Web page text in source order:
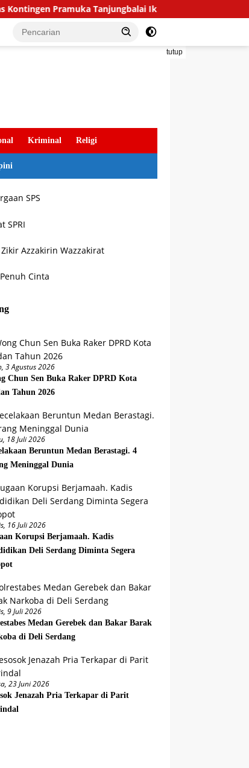
Tanjungbalai Ikuti Jamnas XII di Cibubur
tutup
Kriminal Religi
3 Agustus 2026
Chun Sen Buka Raker DPRD Kota
Tahun 2026
18 Juli 2026
Beruntun Medan Berastagi. 4
Meninggal Dunia
16 Juli 2026
Korupsi Berjamaah. Kadis
Deli Serdang Diminta Segera
9 Juli 2026
Medan Gerebek dan Bakar Barak
di Deli Serdang
23 Juni 2026
Jenazah Pria Terkapar di Parit